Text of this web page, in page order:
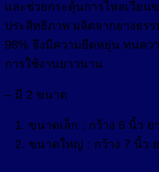
และช่วยกระตุ้นการไหลเวียน
ประสิทธิภาพ ผลิตจากยางธร
98% จึงมีความยืดหยุ่น ทนคว
การใช้งานยาวนาน
– มี 2 ขนาด
ขนาดเล็ก : กว้าง 6 นิ้ว ย
ขนาดใหญ่ : กว้าง 7 นิ้ว